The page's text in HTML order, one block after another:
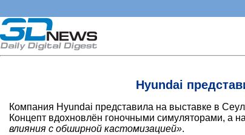
Hyundai
Компания Hyundai представила на выставке в
Концепт вдохновлён гоночными симуляторами, а
влияния с обширной кастомизацией».